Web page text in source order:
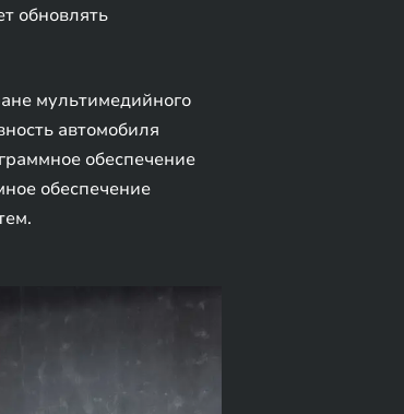
обновлять
мультимедийного
автомобиля
обеспечение
обеспечение